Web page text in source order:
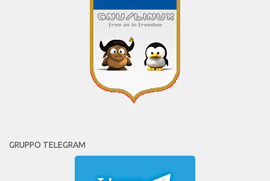
GRUPPO TELEGRAM